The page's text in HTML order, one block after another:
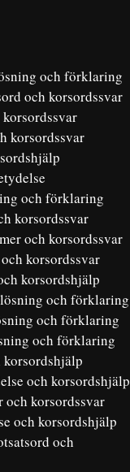
och förklaring
och korsordssvar
korsordssvar
och förklaring
korsordssvar
och korsordssvar
korsordssvar
korsordshjälp
och förklaring
och förklaring
och förklaring
korsordshjälp
och korsordshjälp
och korsordssvar
och korsordshjälp
och